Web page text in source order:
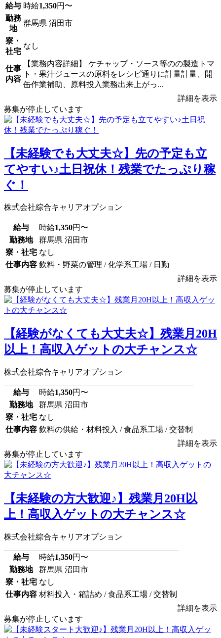
給与 時給1,350円〜
勤務
地
群馬県 沼田市
寮・
社宅
なし
仕事
内容
【業務内容詳細】 ケチャップ・ソース等のの製造トマ
ト・果汁ジュースの原料をレシピ通りに計量計量、開
缶作業補助、原料投入業務出来上がっ...
詳細を表示
募集が停止しています
【未経験でも大丈夫☆】先の予定も立
てやすい♪土日祝休！残業でたっぷり稼
ぐ！
株式会社綜合キャリアオプション
給与 時給1,350円〜
勤務地
群馬県 沼田市
寮・社宅 なし
仕事内容 飲料・野菜の管理 / 化学系工場 / 日勤
詳細を表示
募集が停止しています
【経験がなくても大丈夫☆】残業月20H
以上！高収入ゲットの大チャンス☆
株式会社綜合キャリアオプション
給与 時給1,350円〜
勤務地
群馬県 沼田市
寮・社宅 なし
仕事内容 飲料の供給・材料投入 / 食品系工場 / 交替制
詳細を表示
募集が停止しています
【未経験の方大歓迎♪】残業月20H以
上！高収入ゲットの大チャンス☆
株式会社綜合キャリアオプション
給与 時給1,350円〜
勤務地
群馬県 沼田市
寮・社宅 なし
仕事内容 材料投入・箱詰め / 食品系工場 / 交替制
詳細を表示
募集が停止しています